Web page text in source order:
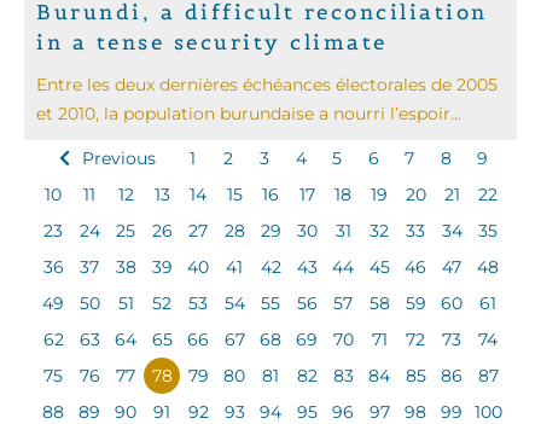
Burundi, a difficult reconciliation
in a tense security climate
Entre les deux dernières échéances électorales de 2005
et 2010, la population burundaise a nourri l’espoir...
Previous 1 2 3 4 5 6 7 8
9
10
11 12 13 14 15 16 17 18 19 20 21
22
23
24 25 26 27 28 29 30 31 32 33 34
35
36
37 38 39 40 41 42 43 44 45 46 47
48
49
50 51 52 53 54 55 56 57 58 59 60
61
62
63 64 65 66 67 68 69 70 71 72 73
74
75
76 77 78 79 80 81 82 83 84 85 86
87
88
89 90 91 92 93 94 95 96 97 98 99
100